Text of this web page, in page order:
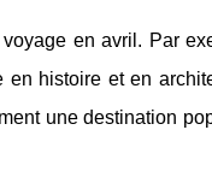
en avril. Par
histoire et en
une destination